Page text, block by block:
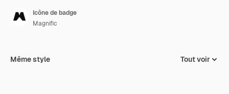
Icône de badge
Magnific
Même style Tout voir